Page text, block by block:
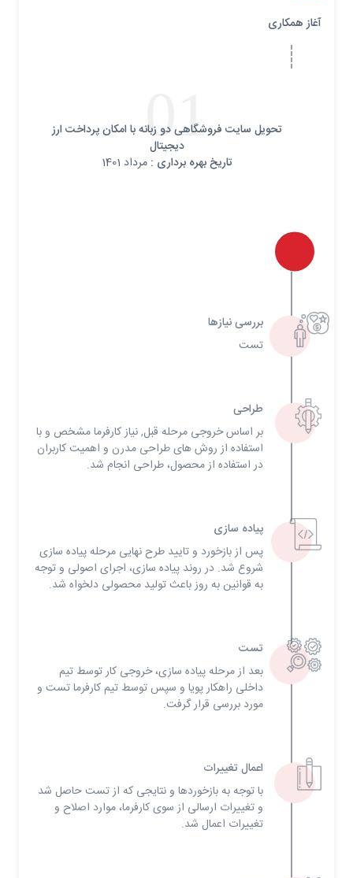
آغاز همکاری
01
تحویل سایت فروشگاهی دو زبانه با امکان پرداخت ارز
دیجیتال
تاریخ بهره برداری : مرداد 1401
بررسی نیازها
تست
طراحی
بر اساس خروجی مرحله قبل, نیاز کارفرما مشخص و با
استفاده از روش های طراحی مدرن و اهمیت کاربران
در استفاده از محصول، طراحی انجام شد.
پیاده سازی
پس از بازخورد و تایید طرح نهایی مرحله پیاده سازی
شروع شد. در روند پیاده سازی، اجرای اصولی و توجه
به قوانین به روز باعث تولید محصولی دلخواه شد.
تست
بعد از مرحله پیاده سازی، خروجی کار توسط تیم
داخلی راهکار پویا و سپس توسط تیم کارفرما تست و
مورد بررسی قرار گرفت.
اعمال تغییرات
با توجه به بازخوردها و نتایجی که از تست حاصل شد
و تغییرات ارسالی از سوی کارفرما، موارد اصلاح و
تغییرات اعمال شد.